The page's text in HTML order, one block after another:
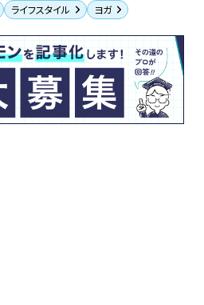
ライフスタイル ヨガ